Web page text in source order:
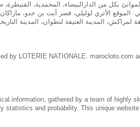
بكل من الدارالبيضاء، المحمدية، القنيطرة،
الموقع الأثري لوليلي، قصر آيت بن حدو، مازاكان
لمراكش، المدينة العتيقة لتطوان، المدينة
by LOTERIE NATIONALE. marocloto.com
information, gathered by a team of highly
statistics and probability. This unique